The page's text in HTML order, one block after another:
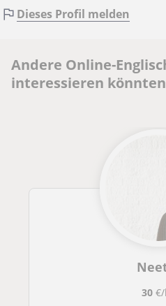
Dieses Profil melden
Andere Online-
interessieren könnten
30